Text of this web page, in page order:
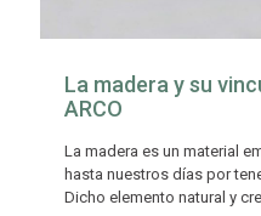
La madera y su
ARCO
La madera es un material
hasta nuestros días por
Dicho elemento natural y